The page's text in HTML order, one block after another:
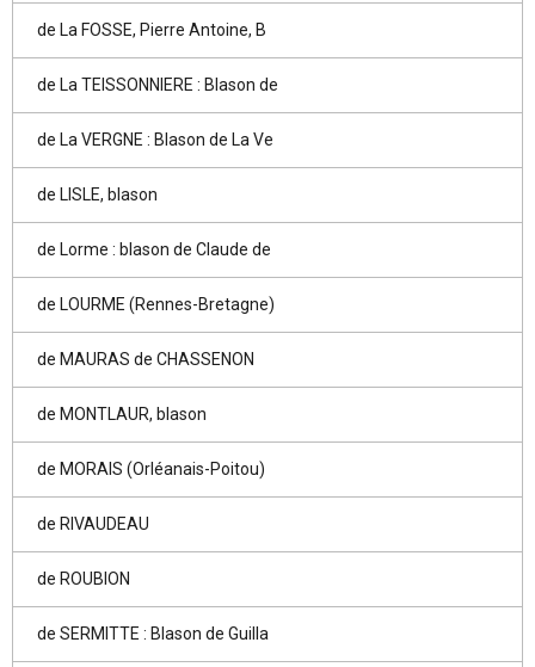
de La FOSSE, Pierre Antoine, B
de La TEISSONNIERE : Blason de
de La VERGNE : Blason de La Ve
de LISLE, blason
de Lorme : blason de Claude de
de LOURME (Rennes-Bretagne)
de MAURAS de CHASSENON
de MONTLAUR, blason
de MORAIS (Orléanais-Poitou)
de RIVAUDEAU
de ROUBION
de SERMITTE : Blason de Guilla